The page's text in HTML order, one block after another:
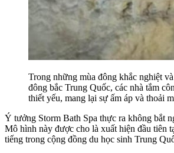
Trong những mùa đông khắc nghiệt
đông bắc Trung Quốc, các nhà tắm
thiết yếu, mang lại sự ấm áp và thoải
Ý tưởng Storm Bath Spa thực ra không bắt
Mô hình này được cho là xuất hiện đầu tiên
tiếng trong cộng đồng du học sinh Trung